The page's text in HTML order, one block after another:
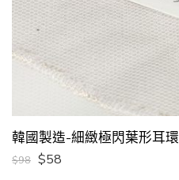
韓國製造-細緻極閃葉形耳環
$98 $58